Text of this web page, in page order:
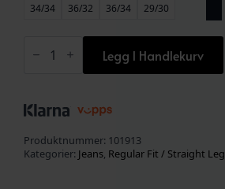
34/34
36/32 36/34 29/30
Straight Legg I Handlekurv
Produktnummer: 101913
Kategorier: Jeans, Regular Fit / Straight Leg